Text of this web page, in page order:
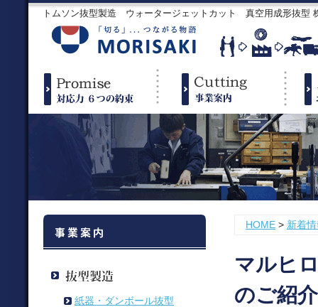
トムソン抜型製造 ウォータージェットカット 真空用成形抜
紙器・ダンボール抜型
HOME > 新着
マルヒ
のご紹介